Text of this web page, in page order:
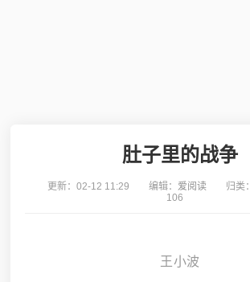
肚子里的战争
更新： 02-12 11:29 编辑： 爱阅读 归类：
106
王小波